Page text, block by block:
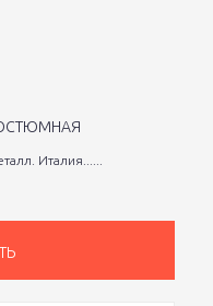
Италия......